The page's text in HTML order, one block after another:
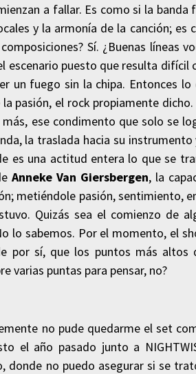
a fallar. Es como si la
y la armonía de la canción;
Sí. ¿Buenas líneas
escenario puesto que resulta difícil
un fuego sin la chipa. Entonces
pasión, el rock propiamente
ese condimento que solo se
la traslada hacia su
es una actitud entera lo que se
Anneke Van Giersbergen, la
metiéndole pasión, sentimiento,
Quizás sea el comienzo de
lo sabemos. Por el momento, el
por sí, que los puntos más
varias puntas para pensar, no?
no pude quedarme el set
el año pasado junto a
donde no puedo asegurar si se